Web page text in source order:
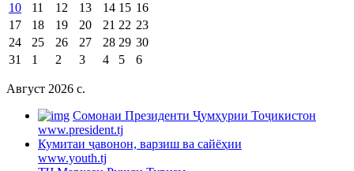
10
11 12 13 14 15 16
17
18 19 20 21 22 23
24
25 26 27 28 29 30
31
1 2 3 4 5 6
Август 2026 c.
Cомонаи Президенти Ҷумҳурии Тоҷикистон
www.president.tj
Кумитаи ҷавонон, варзиш ва сайёҳии
www.youth.tj